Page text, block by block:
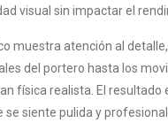
visual sin impactar el
muestra atención al
del portero hasta los
física realista. El resultado
se siente pulida y